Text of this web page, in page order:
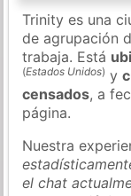
Trinity es una
de agrupación
trabaja. Está
(Estados Unidos) y
censados, a
página.
Nuestra
el chat